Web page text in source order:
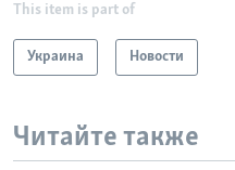
This item is part of
Украина Новости
Читайте также